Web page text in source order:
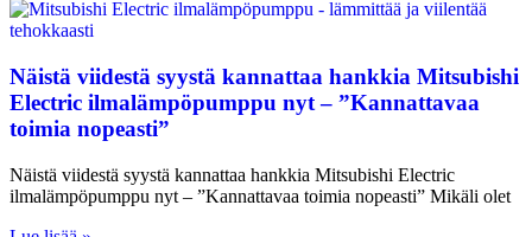
Näistä viidestä syystä kannattaa hankkia Mitsubishi
Electric ilmalämpöpumppu nyt – ”Kannattavaa
toimia nopeasti”
Näistä viidestä syystä kannattaa hankkia Mitsubishi Electric
ilmalämpöpumppu nyt – ”Kannattavaa toimia nopeasti” Mikäli olet